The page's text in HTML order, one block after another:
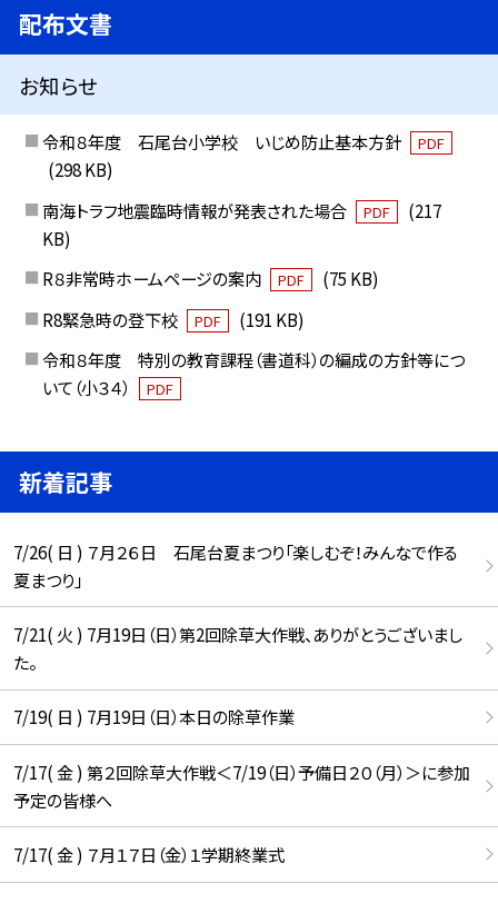
配布文書
お知らせ
令和８年度 石尾台小学校 いじめ防止基本方針 PDF
(298 KB)
南海トラフ地震臨時情報が発表された場合
PDF
(217
KB)
R８非常時ホームページの案内
PDF
(75 KB)
R8緊急時の登下校
PDF
(191 KB)
令和８年度 特別の教育課程（書道科）の編成の方針等につ
いて（小３４）
PDF
新着記事
7/26( 日 ) ７月２６日 石尾台夏まつり「楽しむぞ！みんなで作る
夏まつり」
7/21( 火 ) 7月19日（日）第2回除草大作戦、ありがとうございまし
た。
7/19( 日 ) 7月19日（日）本日の除草作業
7/17( 金 ) 第２回除草大作戦＜7/19（日）予備日２０（月）＞に参加
予定の皆様へ
7/17( 金 ) ７月１７日（金）１学期終業式